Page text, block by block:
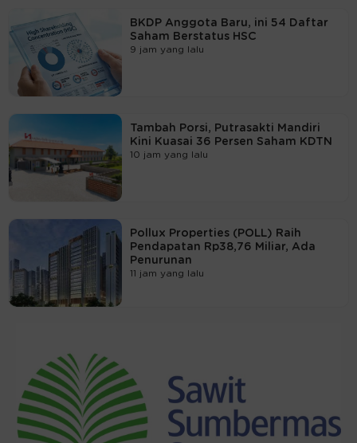
BKDP Anggota Baru, ini 54 Daftar
Saham Berstatus HSC
9 jam yang lalu
Tambah Porsi, Putrasakti Mandiri
Kini Kuasai 36 Persen Saham KDTN
10 jam yang lalu
Pollux Properties (POLL) Raih
Pendapatan Rp38,76 Miliar, Ada
Penurunan
11 jam yang lalu